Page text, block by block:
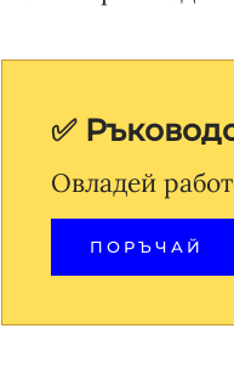
✅
Овладей
ПОРЪЧАЙ